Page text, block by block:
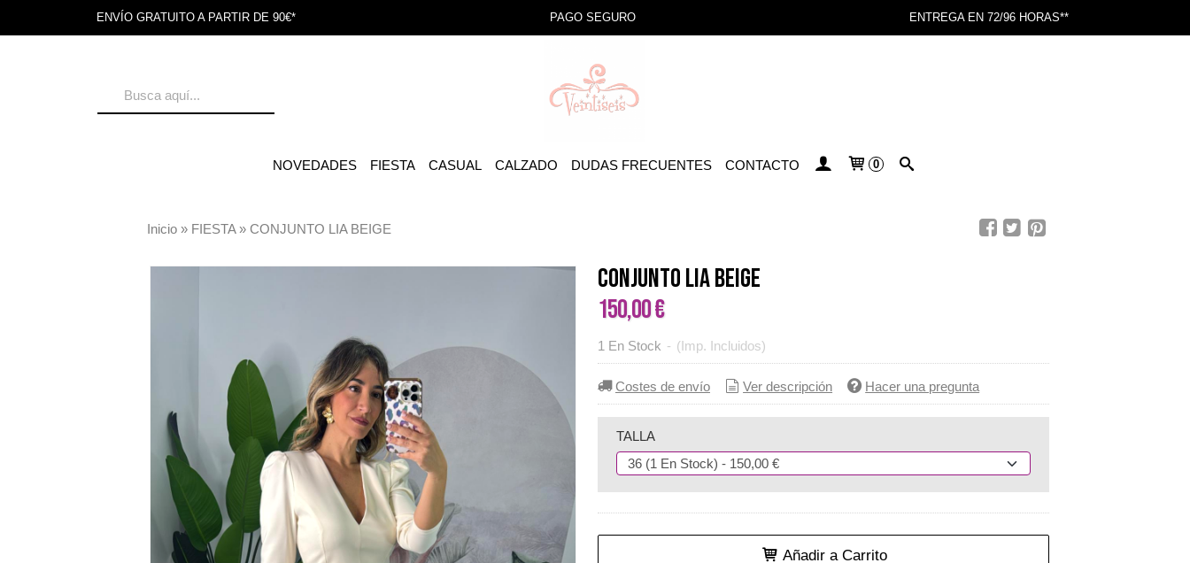
ENVÍO GRATUITO A PARTIR DE 90€* PAGO SEGURO ENTREGA EN 72/96 HORAS**
NOVEDADES FIESTA CASUAL CALZADO DUDAS FRECUENTES CONTACTO 0
Inicio» FIESTA» CONJUNTO LIA BEIGE
CONJUNTO LIA BEIGE
150,00 €
1 En Stock - (Imp. Incluidos)
Costes de envío Ver descripción Hacer una pregunta
TALLA
Añadir a Carrito